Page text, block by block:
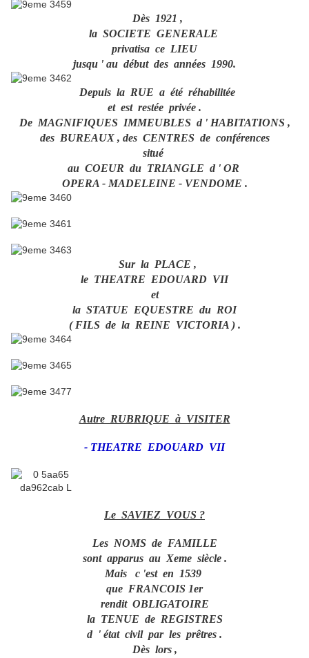
Dès 1921 ,
la SOCIETE GENERALE
privatisa ce LIEU
jusqu ' au début des années 1990.
Depuis la RUE a été réhabilitée
et est restée privée .
De MAGNIFIQUES IMMEUBLES d ' HABITATIONS ,
des BUREAUX , des CENTRES de conférences
situé
au COEUR du TRIANGLE d ' OR
OPERA - MADELEINE - VENDOME .
Sur la PLACE ,
le THEATRE EDOUARD VII
et
la STATUE EQUESTRE du ROI
( FILS de la REINE VICTORIA ) .
Autre RUBRIQUE à VISITER
- THEATRE EDOUARD VII
Le SAVIEZ VOUS ?
Les NOMS de FAMILLE
sont apparus au Xeme siècle .
Mais c 'est en 1539
que FRANCOIS 1er
rendit OBLIGATOIRE
la TENUE de REGISTRES
d ' état civil par les prêtres .
Dès lors ,